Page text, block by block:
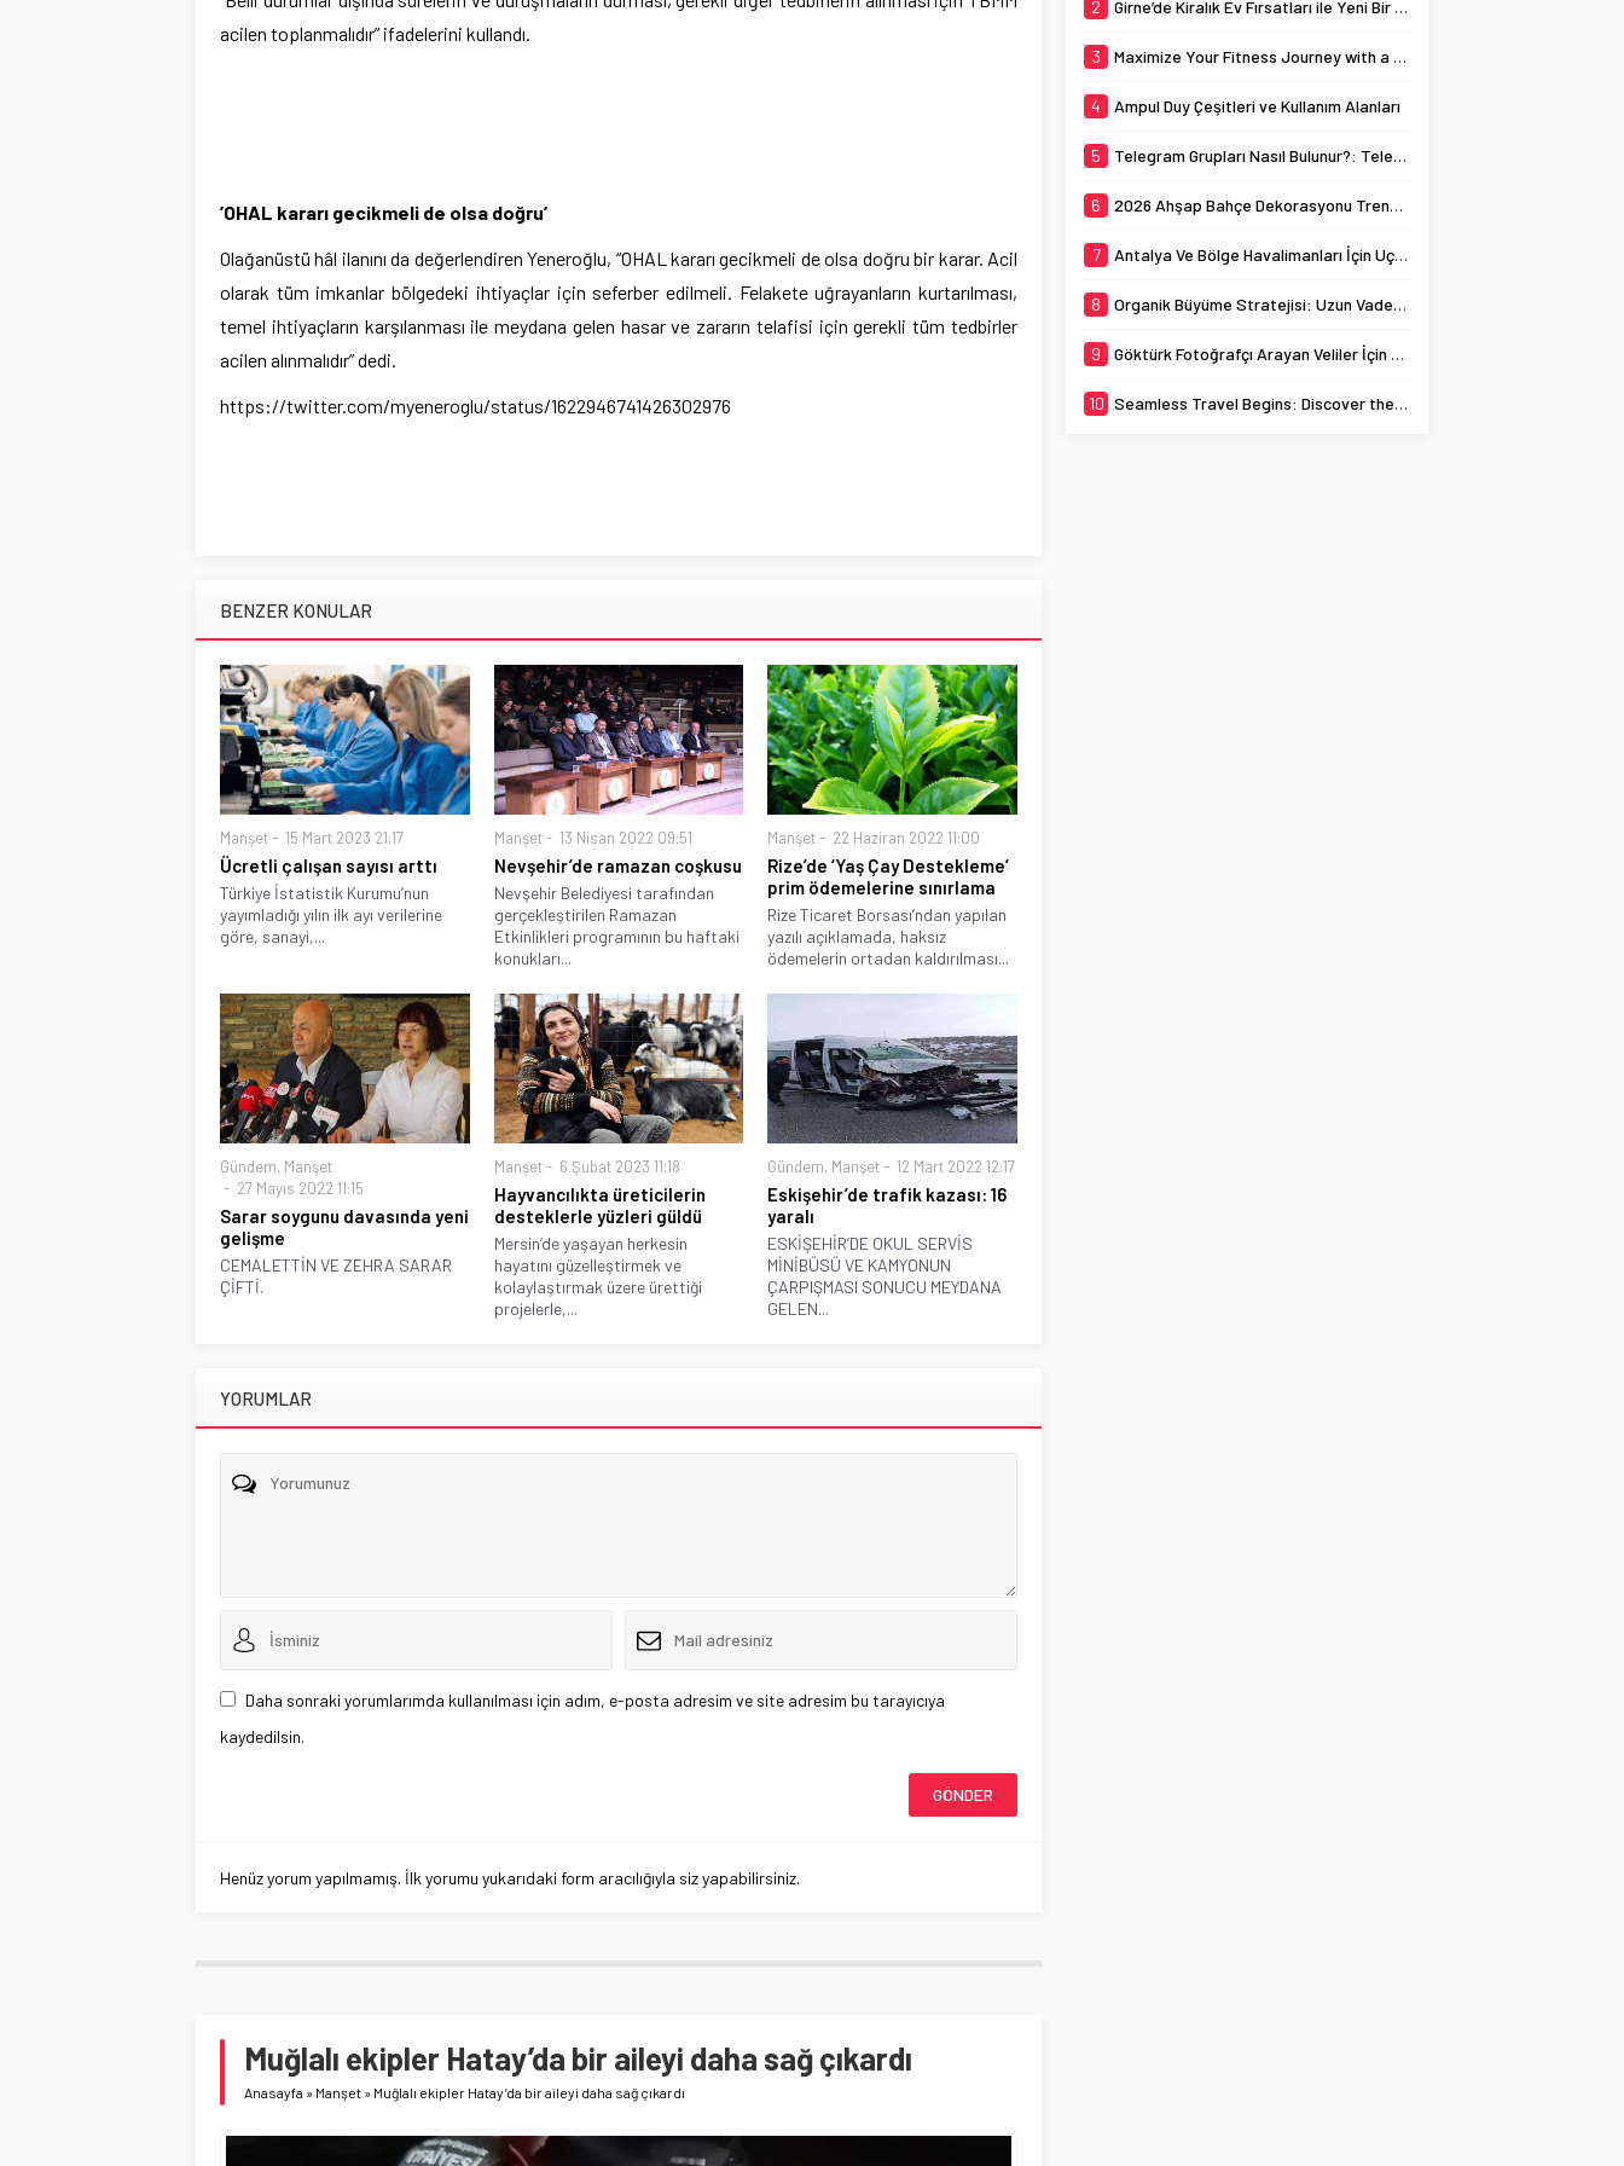
acilen toplanmalıdır” ifadelerini kullandı.
’OHAL kararı gecikmeli de olsa doğru’
Olağanüstü hâl ilanını da değerlendiren Yeneroğlu, “OHAL kararı gecikmeli de olsa doğru bir karar. Acil
olarak tüm imkanlar bölgedeki ihtiyaçlar için seferber edilmeli. Felakete uğrayanların kurtarılması,
temel ihtiyaçların karşılanması ile meydana gelen hasar ve zararın telafisi için gerekli tüm tedbirler
acilen alınmalıdır” dedi.
https://twitter.com/myeneroglu/status/1622946741426302976
BENZER KONULAR
Manşet 15 Mart 2023 21:17
Ücretli çalışan sayısı arttı
Türkiye İstatistik Kurumu’nun
yayımladığı yılın ilk ayı verilerine
göre, sanayi,...
Manşet 13 Nisan 2022 09:51
Nevşehir’de ramazan coşkusu
Nevşehir Belediyesi tarafından
gerçekleştirilen Ramazan
Etkinlikleri programının bu haftaki
konukları...
Manşet 22 Haziran 2022 11:00
Rize’de ‘Yaş Çay Destekleme’
prim ödemelerine sınırlama
Rize Ticaret Borsası’ndan yapılan
yazılı açıklamada, haksız
ödemelerin ortadan kaldırılması...
Gündem, Manşet
27 Mayıs 2022 11:15
Sarar soygunu davasında yeni
gelişme
CEMALETTİN VE ZEHRA SARAR
ÇİFTİ.
Manşet 6 Şubat 2023 11:18
Hayvancılıkta üreticilerin
desteklerle yüzleri güldü
Mersin’de yaşayan herkesin
hayatını güzelleştirmek ve
kolaylaştırmak üzere ürettiği
projelerle,...
Gündem, Manşet 12 Mart 2022 12:17
Eskişehir’de trafik kazası: 16
yaralı
ESKİŞEHİR’DE OKUL SERVİS
MİNİBÜSÜ VE KAMYONUN
ÇARPIŞMASI SONUCU MEYDANA
GELEN...
YORUMLAR
Daha sonraki yorumlarımda kullanılması için adım, e-posta adresim ve site adresim bu tarayıcıya
kaydedilsin.
Henüz yorum yapılmamış. İlk yorumu yukarıdaki form aracılığıyla siz yapabilirsiniz.
Muğlalı ekipler Hatay’da bir aileyi daha sağ çıkardı
Anasayfa » Manşet » Muğlalı ekipler Hatay’da bir aileyi daha sağ çıkardı
Birkaç gün içinde sahte
sayısını yükseltip
yapmayan hesaplar, kısa
ve yok olmaya...
2 Girne’de Kiralık Ev Fırsatları ile Yeni Bir Hayat Başlatın
3 Maximize Your Fitness Journey with a TDEE Calculator
4 Ampul Duy Çeşitleri ve Kullanım Alanları
5 Telegram Grupları Nasıl Bulunur?: Telegram’da Grup Bulma Deneyimini Sadeleştirin
6 2026 Ahşap Bahçe Dekorasyonu Trendleri: Doğal ve Modern Tasarım Önerileri
7 Antalya Ve Bölge Havalimanları İçin Uçak Radarı
8 Organik Büyüme Stratejisi: Uzun Vadede Sosyal Medya Başarısı Nasıl Sağlanır?
9 Göktürk Fotoğrafçı Arayan Veliler İçin Okul Kaydı Fotoğrafı Hazırlık Listesi
10 Seamless Travel Begins: Discover the Convenience of Istanbul Transfer Services